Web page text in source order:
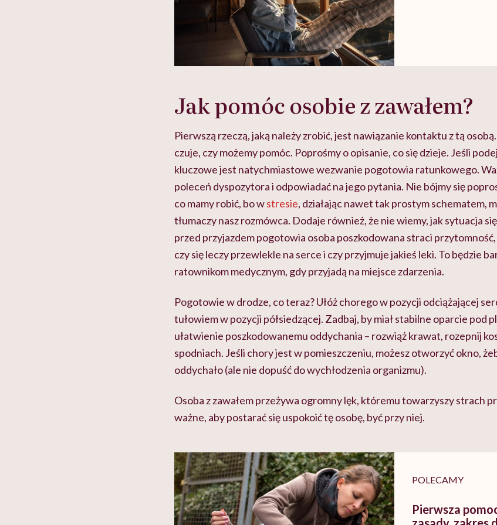
Jak pomóc osobie z zawałem?
Pierwszą rzeczą, jaką należy zrobić, jest nawiązanie kontaktu z tą
czuje, czy możemy pomóc. Poprośmy o opisanie, co się dzieje. Jeśli
kluczowe jest natychmiastowe wezwanie pogotowia ratunkowego.
poleceń dyspozytora i odpowiadać na jego pytania. Nie bójmy się
co mamy robić, bo wstresie, działając nawet tak prostym schematem,
tłumaczy nasz rozmówca. Dodaje również, że nie wiemy, jak sytuacja
przed przyjazdem pogotowia osoba poszkodowana straci
czy się leczy przewlekle na serce i czy przyjmuje jakieś leki. To będzie
ratownikom medycznym, gdy przyjadą na miejsce zdarzenia.
Pogotowie w drodze, co teraz? Ułóż chorego w pozycji odciążającej
tułowiem w pozycji półsiedzącej. Zadbaj, by miał stabilne oparcie pod
ułatwienie poszkodowanemu oddychania – rozwiąż krawat, rozepnij
spodniach. Jeśli chory jest w pomieszczeniu, możesz otworzyć okno,
oddychało (ale nie dopuść do wychłodzenia organizmu).
Osoba z zawałem przeżywa ogromny lęk, któremu towarzyszy strach
ważne, aby postarać się uspokoić tę osobę, być przy niej.
POLECAMY
Pierwsza